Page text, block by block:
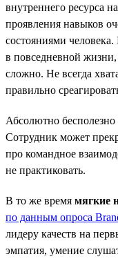
внутреннего ресурса
проявления навыков
состояниями
в повседневной
сложно. Не всегда
правильно
Абсолютно
Сотрудник может
про командное
не практиковать.
В то же время мягкие
по данным опроса
лидеру качеств на
эмпатия, умение